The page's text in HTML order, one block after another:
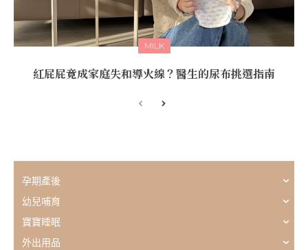
MILK
紅屁屁竟成家庭失和導火線？醫生的尿布挑選指南
孕期產後
幼兒哺育
寶寶睡眠
外出用品